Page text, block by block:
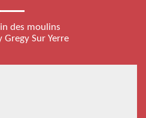
des moulins
Gregy Sur Yerre